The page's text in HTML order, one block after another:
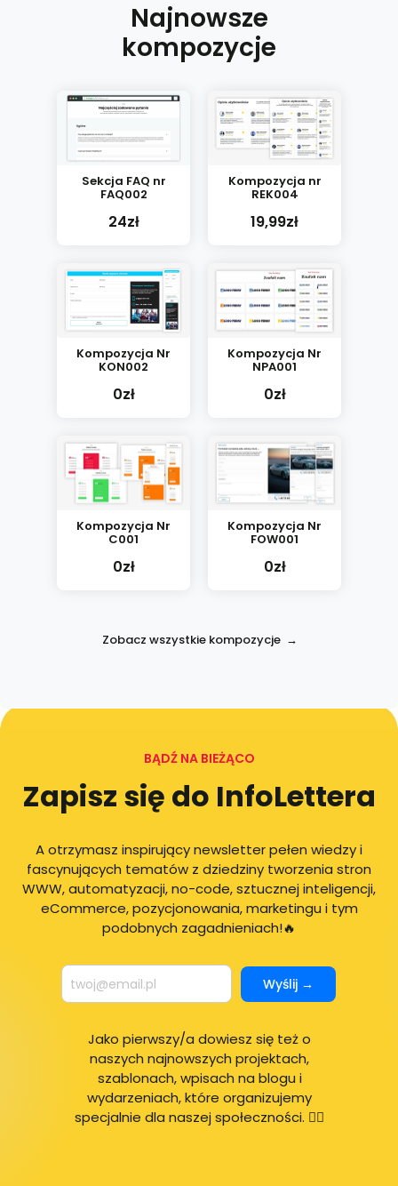
Najnowsze
kompozycje
Zobacz wszystkie kompozycje →
Sekcja FAQ nr
FAQ002
24zł
Kompozycja nr
REK004
19,99zł
Kompozycja Nr
KON002
0zł
Kompozycja Nr
NPA001
0zł
Kompozycja Nr
C001
0zł
Kompozycja Nr
FOW001
0zł
Wyślij →
Zapisz się do InfoLettera
BĄDŹ NA BIEŻĄCO
A otrzymasz inspirujący newsletter pełen wiedzy i
fascynujących tematów z dziedziny tworzenia stron
WWW, automatyzacji, no-code, sztucznej inteligencji,
eCommerce, pozycjonowania, marketingu i tym
podobnych zagadnieniach!🔥
Jako pierwszy/a dowiesz się też o
naszych najnowszych projektach,
szablonach, wpisach na blogu i
wydarzeniach, które organizujemy
specjalnie dla naszej społeczności. 🙋‍♂️